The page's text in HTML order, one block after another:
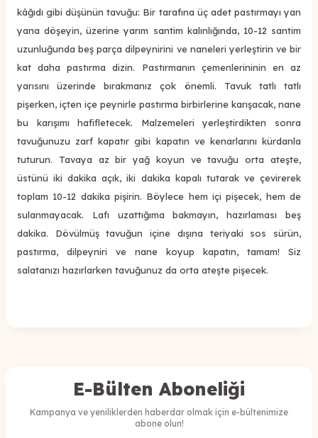
kâğıdı gibi düşünün tavuğu: Bir tarafına üç adet pastırmayı yan
yana döşeyin, üzerine yarım santim kalınlığında, 10-12 santim
uzunluğunda beş parça dilpeynirini ve naneleri yerleştirin ve bir
kat daha pastırma dizin. Pastırmanın çemenlerininin en az
yarısını üzerinde bırakmanız çok önemli. Tavuk tatlı tatlı
pişerken, içten içe peynirle pastırma birbirlerine karışacak, nane
bu karışımı hafifletecek. Malzemeleri yerleştirdikten sonra
tavuğunuzu zarf kapatır gibi kapatın ve kenarlarını kürdanla
tuturun. Tavaya az bir yağ koyun ve tavuğu orta ateşte,
üstünü iki dakika açık, iki dakika kapalı tutarak ve çevirerek
toplam 10-12 dakika pişirin. Böylece hem içi pişecek, hem de
sulanmayacak. Lafı uzattığıma bakmayın, hazırlaması beş
dakika. Dövülmüş tavuğun içine dışına teriyaki sos sürün,
pastırma, dilpeyniri ve nane koyup kapatın, tamam! Siz
salatanızı hazırlarken tavuğunuz da orta ateşte pişecek.
E-Bülten Aboneliği
Kampanya ve yeniliklerden haberdar olmak için e-bültenimize
abone olun!